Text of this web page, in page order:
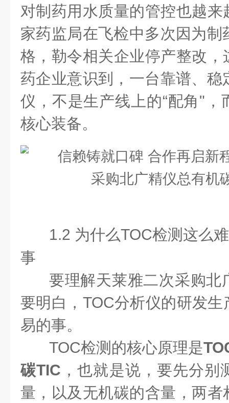
对制药用水质量的管控也越
家药监局在飞检中多次因为制
格，勒令相关企业停产整改
药企业意识到，一台靠谱、稳
仪，不是生产线上的“配角"，
核心装备。
1.2 为什么TOC检测这么
事
要理解天莱雅二次采购北
要明白，TOC分析仪的研发
易的事。
TOC检测的核心原理是
碳TIC ，也就是说，要先分
量，以及无机碳的含量，两